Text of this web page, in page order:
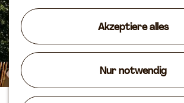
Akzeptiere alles
Nur notwendig
S
i
e
z
u
Routen
Agenda